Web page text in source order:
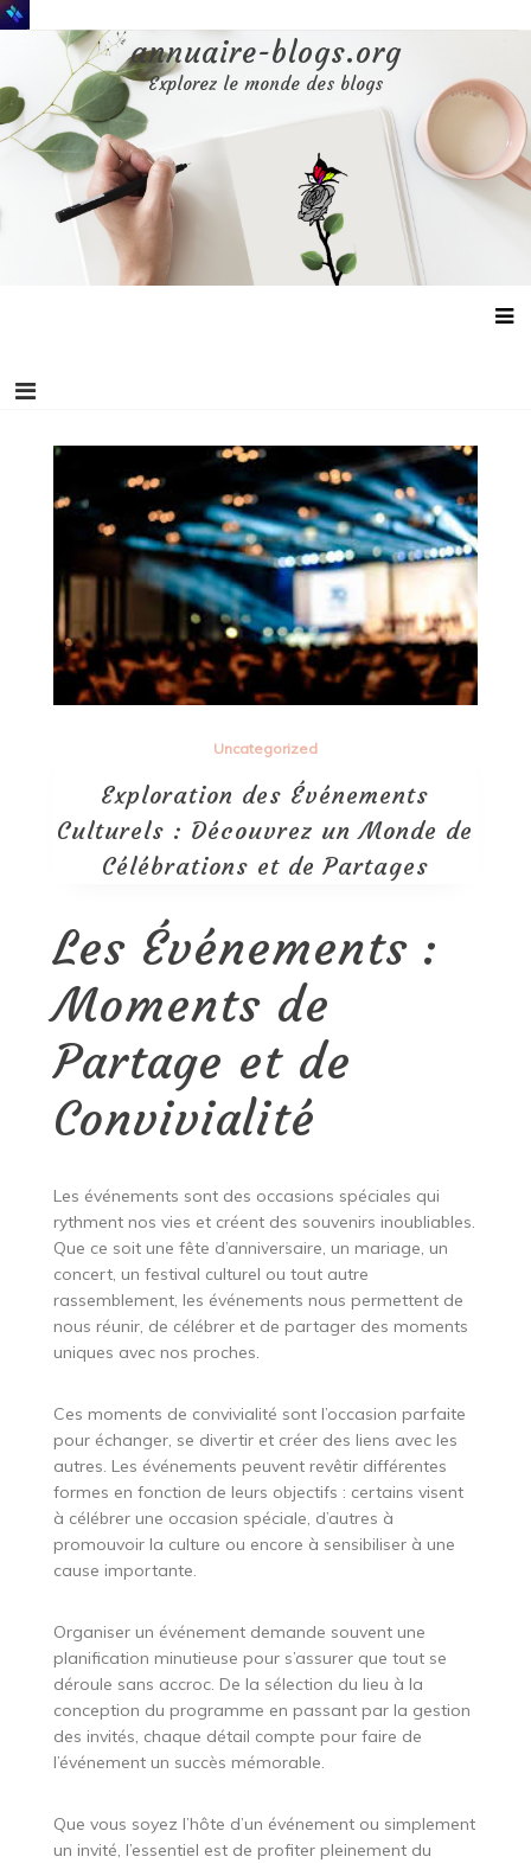
Aller
au
annuaire-blogs.org
Explorez le monde des blogs
Uncategorized
Exploration des Événements
Culturels : Découvrez un Monde de
Célébrations et de Partages
Les Événements :
Moments de
Partage et de
Convivialité
Les événements sont des occasions spéciales qui
rythment nos vies et créent des souvenirs inoubliables.
Que ce soit une fête d’anniversaire, un mariage, un
concert, un festival culturel ou tout autre
rassemblement, les événements nous permettent de
nous réunir, de célébrer et de partager des moments
uniques avec nos proches.
Ces moments de convivialité sont l’occasion parfaite
pour échanger, se divertir et créer des liens avec les
autres. Les événements peuvent revêtir différentes
formes en fonction de leurs objectifs : certains visent
à célébrer une occasion spéciale, d’autres à
promouvoir la culture ou encore à sensibiliser à une
cause importante.
Organiser un événement demande souvent une
planification minutieuse pour s’assurer que tout se
déroule sans accroc. De la sélection du lieu à la
conception du programme en passant par la gestion
des invités, chaque détail compte pour faire de
l’événement un succès mémorable.
Que vous soyez l’hôte d’un événement ou simplement
un invité, l’essentiel est de profiter pleinement du